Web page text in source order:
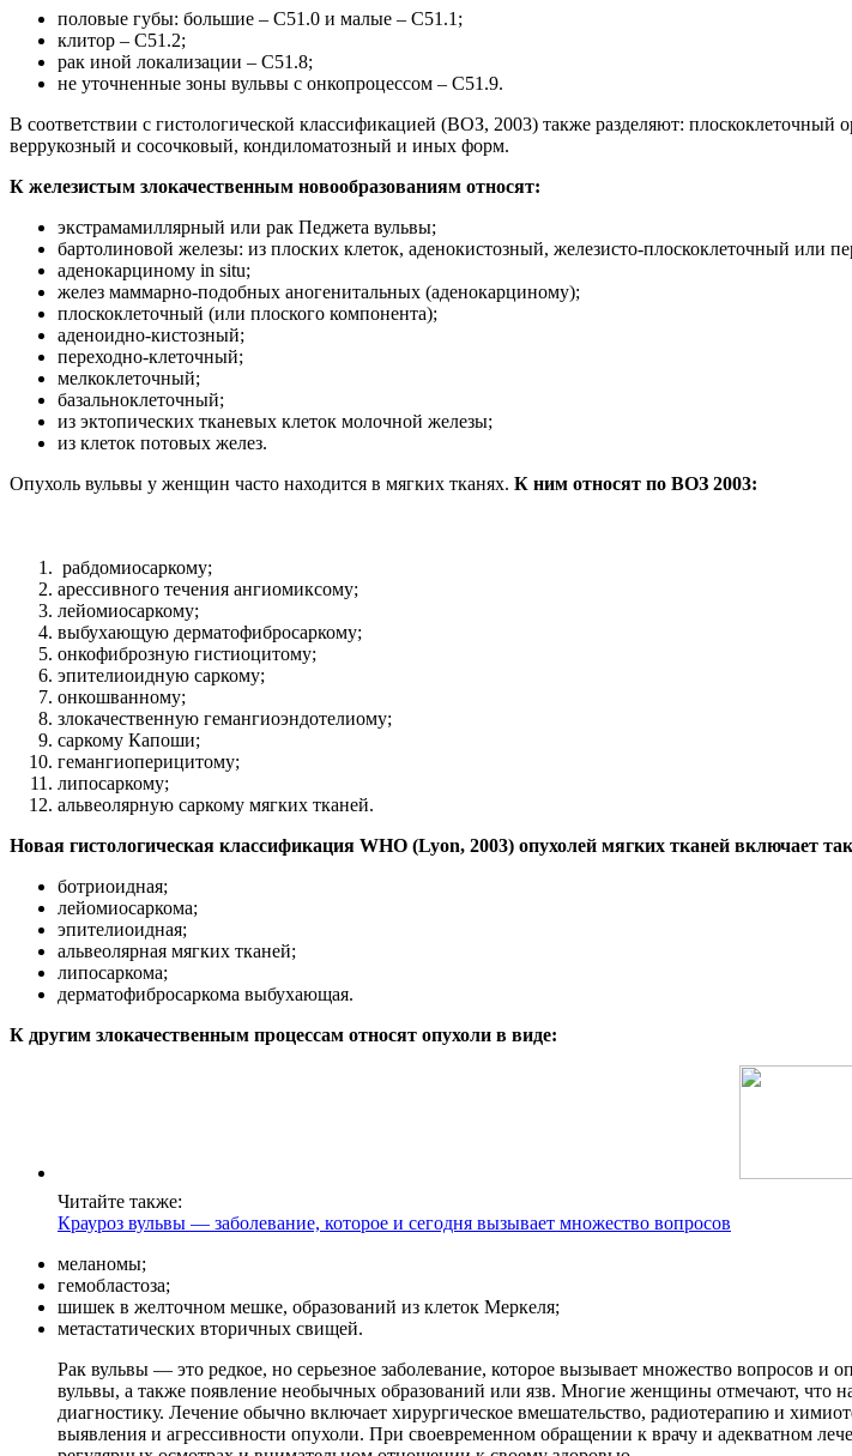
половые губы: большие – С51.0 и малые – С51.1;
клитор – С51.2;
рак иной локализации – С51.8;
не уточненные зоны вульвы с онкопроцессом – С51.9.
В соответствии с гистологической классификацией (ВОЗ, 2003) также разделяют:
веррукозный и сосочковый, кондиломатозный и иных форм.
К железистым злокачественным новообразованиям относят:
экстрамамиллярный или рак Педжета вульвы;
бартолиновой железы: из плоских клеток, аденокистозный, железисто-плоскоклеточный или
аденокарциному in situ;
желез маммарно-подобных аногенитальных (аденокарциному);
плоскоклеточный (или плоского компонента);
аденоидно-кистозный;
переходно-клеточный;
мелкоклеточный;
базальноклеточный;
из эктопических тканевых клеток молочной железы;
из клеток потовых желез.
Опухоль вульвы у женщин часто находится в мягких тканях. К ним относят по ВОЗ 2003:
рабдомиосаркому;
арессивного течения ангиомиксому;
лейомиосаркому;
выбухающую дерматофибросаркому;
онкофиброзную гистиоцитому;
эпителиоидную саркому;
онкошванному;
злокачественную гемангиоэндотелиому;
саркому Капоши;
гемангиоперицитому;
липосаркому;
альвеолярную саркому мягких тканей.
Новая гистологическая классификация WHO (Lyon, 2003) опухолей мягких тканей включает
ботриоидная;
лейомиосаркома;
эпителиоидная;
альвеолярная мягких тканей;
липосаркома;
дерматофибросаркома выбухающая.
К другим злокачественным процессам относят опухоли в виде:
Читайте также:
Крауроз вульвы — заболевание, которое и сегодня вызывает множество вопросов
меланомы;
гемобластоза;
шишек в желточном мешке, образований из клеток Меркеля;
метастатических вторичных свищей.
Рак вульвы — это редкое, но серьезное заболевание, которое вызывает множество
вульвы, а также появление необычных образований или язв. Многие женщины отмечают, что
диагностику. Лечение обычно включает хирургическое вмешательство, радиотерапию и
выявления и агрессивности опухоли. При своевременном обращении к врачу и адекватном